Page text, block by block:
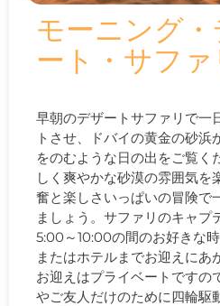
モーニング
ート・サファ
早朝のデザートサファリで一
トさせ、ドバイの黄金の砂浜
をのむような日の出をご覧く
しく爽やかな砂漠の雰囲気を
奮と楽しさいっぱいの冒険で
ましょう。サファリのキャプ
5:00～10:00の間のお好きな
またはホテルまでお迎えにあ
お迎えはプライベートですの
やご友人だけのために四輪駆